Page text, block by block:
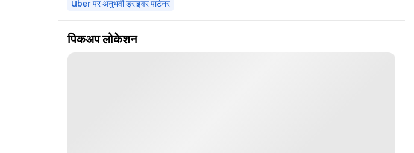
Uber पर अनुभवी ड्राइवर पार्टनर
पिकअप लोकेशन